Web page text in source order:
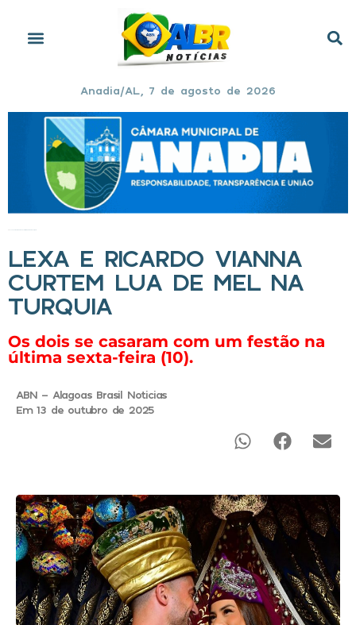
Anadia/AL, 7 de agosto de 2026
LEXA E RICARDO VIANNA
CURTEM LUA DE MEL NA
TURQUIA
Os dois se casaram com um festão na
última sexta-feira (10).
ABN - Alagoas Brasil Noticias
Em 13 de outubro de 2025